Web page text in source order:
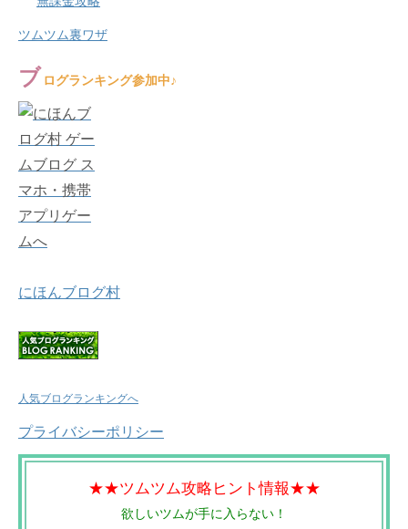
ツムツム裏ワザ
ブ ログランキング参加中♪
にほんブログ村
人気ブログランキングへ
プライバシーポリシー
★★ツムツム攻略ヒント情報★★
欲しいツムが手に入らない！